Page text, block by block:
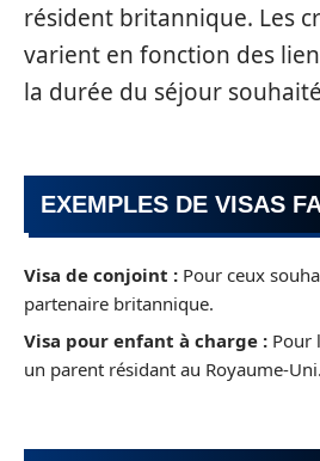
résident britannique. Les
varient en fonction des
la durée du séjour
EXEMPLES DE VISAS
Visa de conjoint : Pour ceux
partenaire britannique.
Visa pour enfant à charge : Pour
un parent résidant au Royaume-Uni.